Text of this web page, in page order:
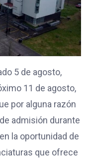
5 de agosto,
11 de agosto,
por alguna razón
admisión durante
la oportunidad de
que ofrece